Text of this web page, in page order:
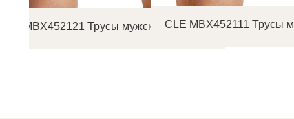
MBX452121 Трусы мужские боксерыCLE MBX452111 Трусы